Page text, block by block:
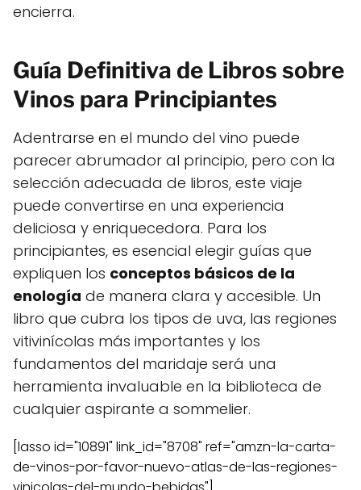
encierra.
Guía Definitiva de Libros sobre
Vinos para Principiantes
Adentrarse en el mundo del vino puede
parecer abrumador al principio, pero con la
selección adecuada de libros, este viaje
puede convertirse en una experiencia
deliciosa y enriquecedora. Para los
principiantes, es esencial elegir guías que
expliquen los conceptos básicos de la
enología de manera clara y accesible. Un
libro que cubra los tipos de uva, las regiones
vitivinícolas más importantes y los
fundamentos del maridaje será una
herramienta invaluable en la biblioteca de
cualquier aspirante a sommelier.
[lasso id="10891" link_id="8708" ref="amzn-la-carta-
de-vinos-por-favor-nuevo-atlas-de-las-regiones-